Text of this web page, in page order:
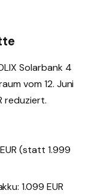
Solarbank 4
vom 12. Juni
reduziert.
(statt 1.999
1.099 EUR